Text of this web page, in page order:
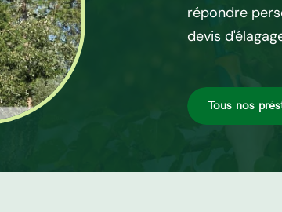
en mesure d’effectuer
patrimoine arboré.
répondre
devis
Tous nos